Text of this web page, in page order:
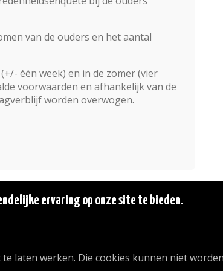
van de ouders en het aantal
één week) en in de zomer (vier
voorwaarden en afhankelijk van de
worden overwogen.
: 02/676.48.11.
ervaring op onze site te bieden.
laten werken. Die cookies kunnen niet